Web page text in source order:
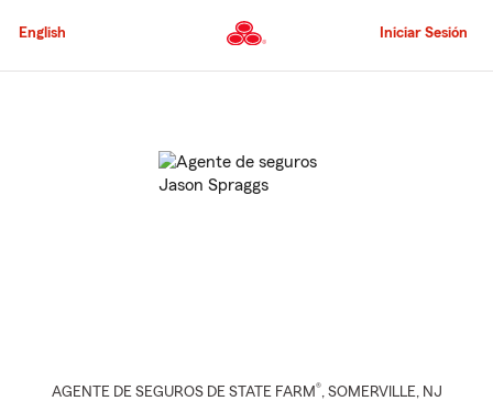
al
principal
English Iniciar Sesión
AGENTE DE SEGUROS DE STATE FARM®, SOMERVILLE, NJ